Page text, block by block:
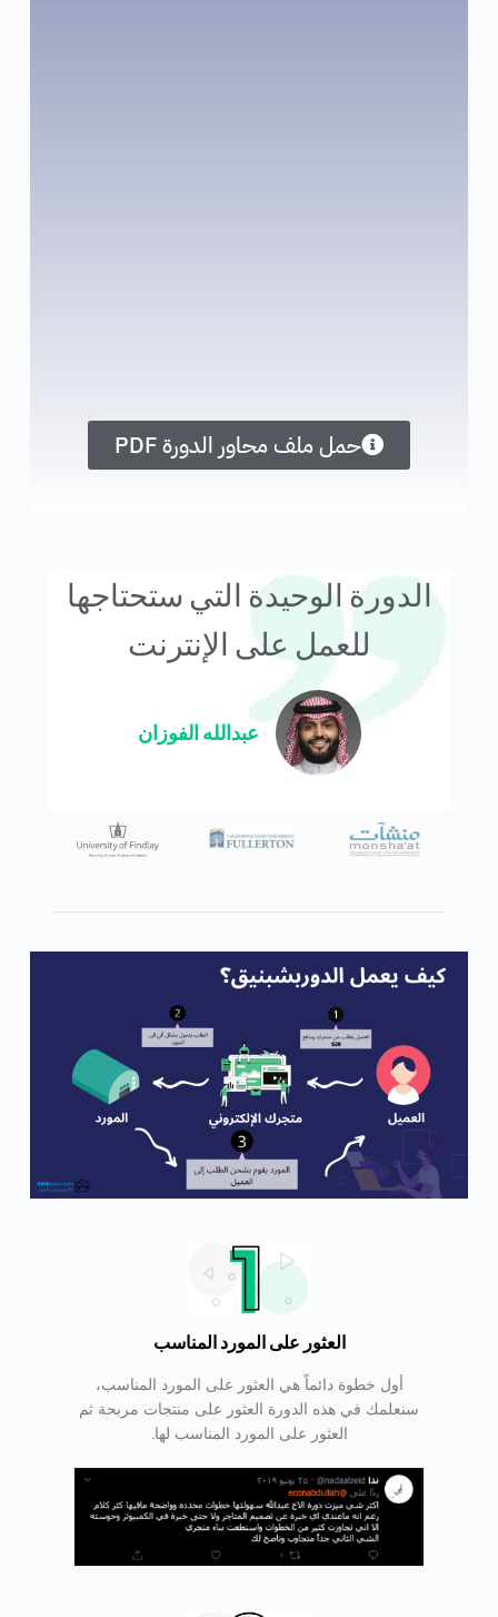
حمل ملف محاور الدورة PDF
الدورة الوحيدة التي ستحتاجها
للعمل على الإنترنت
عبدالله الفوزان
العثور على المورد المناسب
أول خطوة دائماً هي العثور على المورد المناسب،
سنعلمك في هذه الدورة العثور على منتجات مربحة ثم
العثور على المورد المناسب لها.